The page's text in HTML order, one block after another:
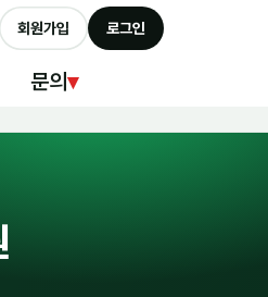
회원가입 로그인
문의▾